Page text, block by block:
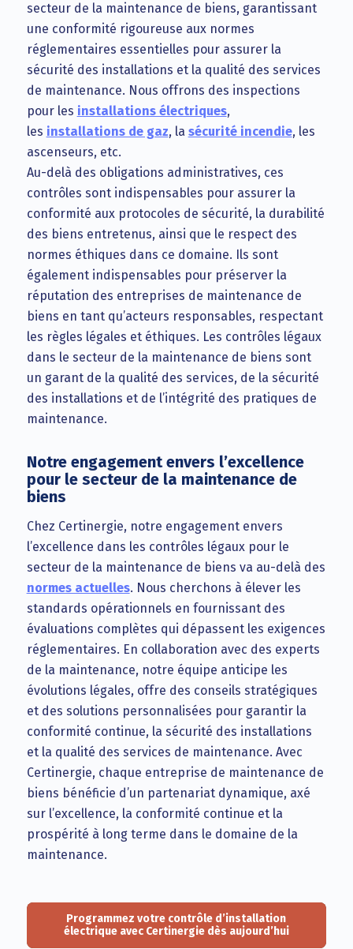
secteur de la maintenance de biens, garantissant
une conformité rigoureuse aux normes
réglementaires essentielles pour assurer la
sécurité des installations et la qualité des services
de maintenance. Nous offrons des inspections
pour les installations électriques,
les installations de gaz, la sécurité incendie, les
ascenseurs, etc.
Au-delà des obligations administratives, ces
contrôles sont indispensables pour assurer la
conformité aux protocoles de sécurité, la durabilité
des biens entretenus, ainsi que le respect des
normes éthiques dans ce domaine. Ils sont
également indispensables pour préserver la
réputation des entreprises de maintenance de
biens en tant qu’acteurs responsables, respectant
les règles légales et éthiques. Les contrôles légaux
dans le secteur de la maintenance de biens sont
un garant de la qualité des services, de la sécurité
des installations et de l’intégrité des pratiques de
maintenance.
Notre engagement envers l’excellence
pour le secteur de la maintenance de
biens
Chez Certinergie, notre engagement envers
l’excellence dans les contrôles légaux pour le
secteur de la maintenance de biens va au-delà des
normes actuelles. Nous cherchons à élever les
standards opérationnels en fournissant des
évaluations complètes qui dépassent les exigences
réglementaires. En collaboration avec des experts
de la maintenance, notre équipe anticipe les
évolutions légales, offre des conseils stratégiques
et des solutions personnalisées pour garantir la
conformité continue, la sécurité des installations
et la qualité des services de maintenance. Avec
Certinergie, chaque entreprise de maintenance de
biens bénéficie d’un partenariat dynamique, axé
sur l’excellence, la conformité continue et la
prospérité à long terme dans le domaine de la
maintenance.
Programmez votre contrôle d’installation
électrique avec Certinergie dès aujourd’hui